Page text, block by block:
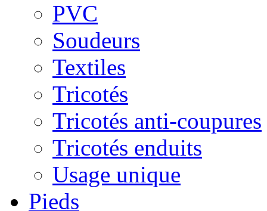
PVC
Soudeurs
Textiles
Tricotés
Tricotés anti-coupures
Tricotés enduits
Usage unique
Pieds